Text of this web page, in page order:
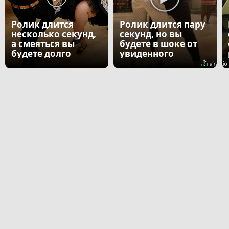
Ролик длится
несколько секунд,
а смеяться вы
будете долго
Ролик длится пару
секунд, но вы
будете в шоке от
увиденного